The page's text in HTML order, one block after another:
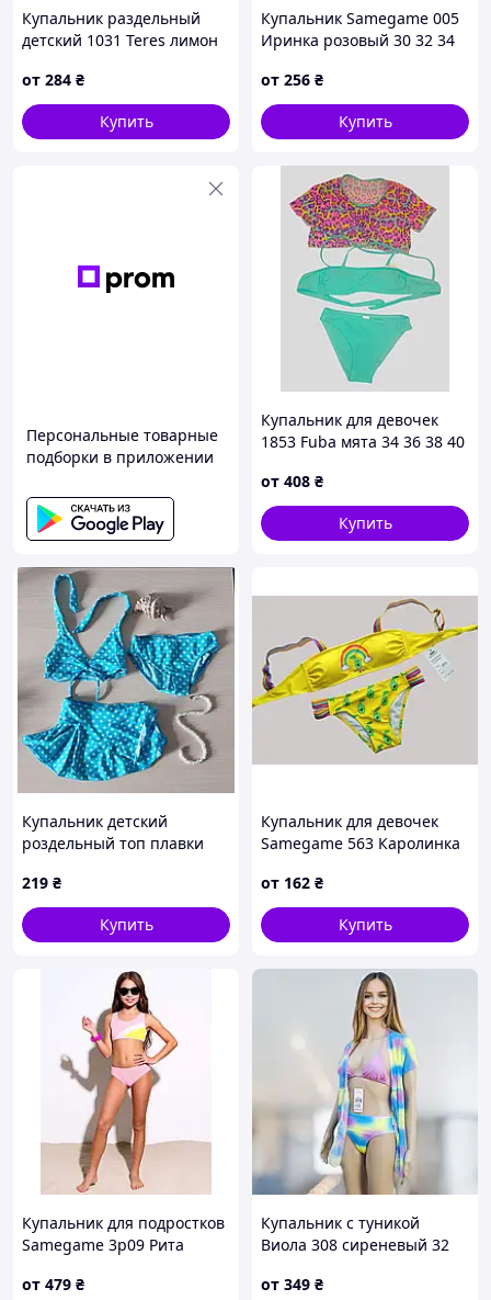
Купальник раздельный
детский 1031 Teres лимон
от 284 ₴
Купить
Купальник Samegame 005
Иринка розовый 30 32 34
от 256 ₴
Купить
Персональные товарные
подборки в приложении
Купальник для девочек
1853 Fuba мята 34 36 38 40
от 408 ₴
Купить
Купальник детский
роздельный топ плавки
года голубой (KD-GRblu4)
219 ₴
Купить
Купальник для девочек
Samegame 563 Каролинка
размеры
от 162 ₴
Купить
Купальник для подростков
Samegame 3р09 Рита
размеры
от 479 ₴
Купальник с туникой
Виола 308 сиреневый 32
от 349 ₴